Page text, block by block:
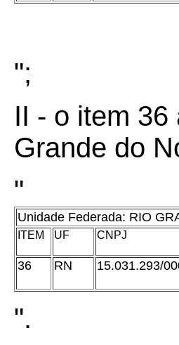
";
II - o item
Grande do
"
Unidade Federada: RIO
ITEM UF CNPJ
36 RN 15.031.293/
".